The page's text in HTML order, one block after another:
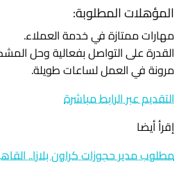
المؤهلات المطلوبة:
مهارات ممتازة في خدمة العملاء.
القدرة على التواصل بفعالية وحل
مرونة في العمل لساعات طويلة.
التقديم عبر الرابط مباشرة
إقرأ أيضا
مطلوب مدير حجوزات كراون بلازا..